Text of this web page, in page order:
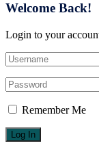
Welcome Back!
Login to your
Remember Me